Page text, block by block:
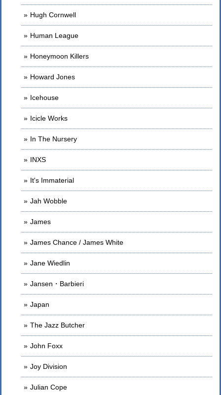
Hugh Cornwell
Human League
Honeymoon Killers
Howard Jones
Icehouse
Icicle Works
In The Nursery
INXS
It's Immaterial
Jah Wobble
James
James Chance / James White
Jane Wiedlin
Jansen・Barbieri
Japan
The Jazz Butcher
John Foxx
Joy Division
Julian Cope